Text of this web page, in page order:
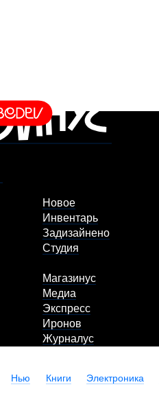
Новое
Инвентарь
Задизайнено
Студия
Магазинус
Медиа
Экспресс
Иронов
Журналус
Нью Книги Электроника